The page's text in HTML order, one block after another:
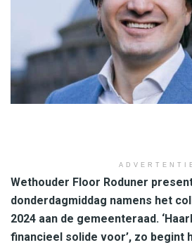
Wethouder Floor Roduner
donderdagmiddag namens het
2024 aan de gemeenteraad.
financieel solide voor’, zo begint